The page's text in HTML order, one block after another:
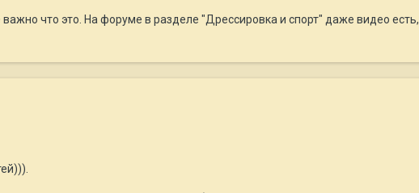
что это. На форуме в разделе "Дрессировка и спорт" даже видео есть,